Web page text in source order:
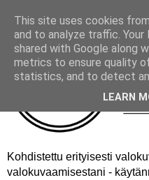
Kohdistettu erityisesti
valokuvaamisestani -
This site uses cookies
and to analyze traffic.
shared with Google along
metrics to ensure quality
statistics, and to detect
LEARN